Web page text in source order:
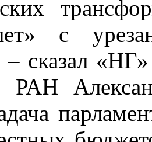
с
– сказал
РАН